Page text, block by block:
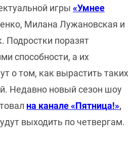
игры «Умнее
Милана Лужановская и
Подростки поразят
способности, а их
о том, как вырастить таких
Недавно новый сезон шоу
на канале «Пятница!»,
выходить по четвергам.